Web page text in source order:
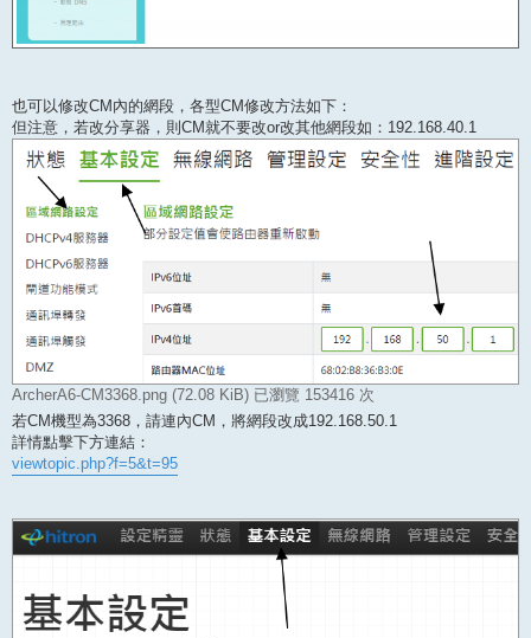
也可以修改CM內的網段，各型CM修改方法如下：
但注意，若改分享器，則CM就不要改or改其他網段如：192.168.40.1
ArcherA6-CM3368.png (72.08 KiB) 已瀏覽 153416 次
若CM機型為3368，請連內CM，將網段改成192.168.50.1
詳情點擊下方連結：
viewtopic.php?f=5&t=95